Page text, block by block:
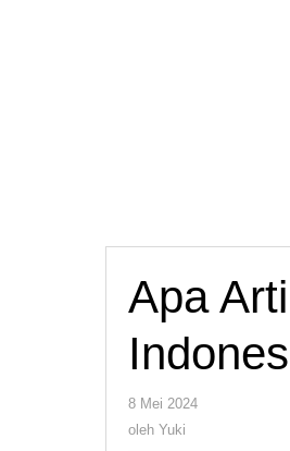
Apa
8 Mei 2024
oleh Yuki